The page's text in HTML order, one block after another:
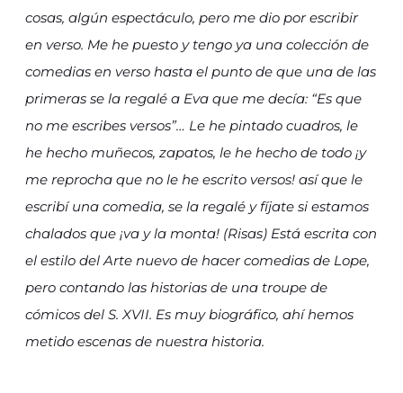
cosas, algún espectáculo, pero me dio por escribir
en verso. Me he puesto y tengo ya una colección de
comedias en verso hasta el punto de que una de las
primeras se la regalé a Eva que me decía: “Es que
no me escribes versos”… Le he pintado cuadros, le
he hecho muñecos, zapatos, le he hecho de todo ¡y
me reprocha que no le he escrito versos! así que le
escribí una comedia, se la regalé y fíjate si estamos
chalados que ¡va y la monta! (Risas) Está escrita con
el estilo del Arte nuevo de hacer comedias de Lope,
pero contando las historias de una troupe de
cómicos del S. XVII. Es muy biográfico, ahí hemos
metido escenas de nuestra historia.